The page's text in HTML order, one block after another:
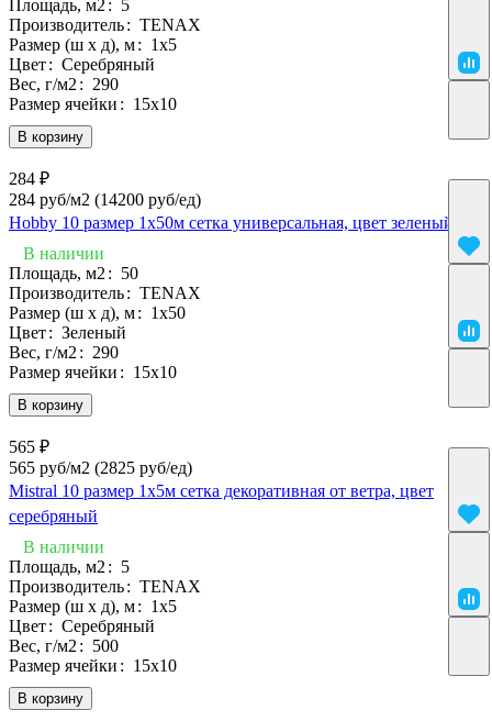
В корзину
Площадь, м2: 5
Производитель: TENAX
Размер (ш х д), м: 1х5
Цвет: Серебряный
Вес, г/м2: 290
Размер ячейки : 15х10
284 ₽
284 руб/м2 (14200 руб/eд)
Hobby 10 размер 1х50м сетка универсальная, цвет зеленый
В наличии
В корзину
Площадь, м2: 50
Производитель: TENAX
Размер (ш х д), м: 1х50
Цвет: Зеленый
Вес, г/м2: 290
Размер ячейки : 15х10
565 ₽
565 руб/м2 (2825 руб/eд)
Mistral 10 размер 1х5м сетка декоративная от ветра, цвет
серебряный
В наличии
В корзину
Площадь, м2: 5
Производитель: TENAX
Размер (ш х д), м: 1х5
Цвет: Серебряный
Вес, г/м2: 500
Размер ячейки : 15х10